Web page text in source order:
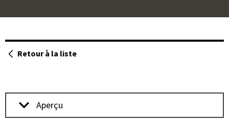
une
sur
Retour à la liste
Aperçu